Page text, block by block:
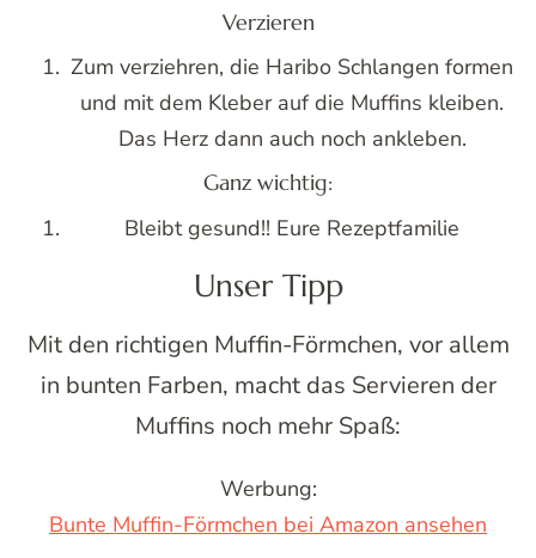
Verzieren
Zum verziehren, die Haribo Schlangen formen
und mit dem Kleber auf die Muffins kleiben.
Das Herz dann auch noch ankleben.
Ganz wichtig:
Bleibt gesund!! Eure Rezeptfamilie
Unser Tipp
Mit den richtigen Muffin-Förmchen, vor allem
in bunten Farben, macht das Servieren der
Muffins noch mehr Spaß:
Werbung:
Bunte Muffin-Förmchen bei Amazon ansehen